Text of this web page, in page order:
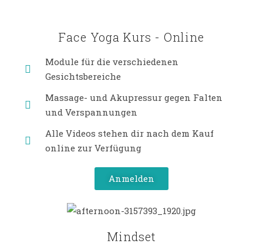
Face Yoga Kurs - Online
Module für die verschiedenen
Gesichtsbereiche
Massage- und Akupressur gegen Falten
und Verspannungen
Alle Videos stehen dir nach dem Kauf
online zur Verfügung
Anmelden
Mindset